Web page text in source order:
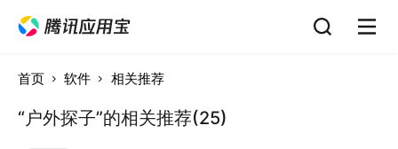
首页 软件 相关推荐
“户外探子”的相关推荐(25)